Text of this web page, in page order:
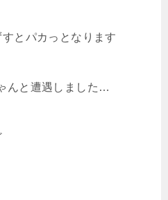
とパカっとなります
んと遭遇しました…